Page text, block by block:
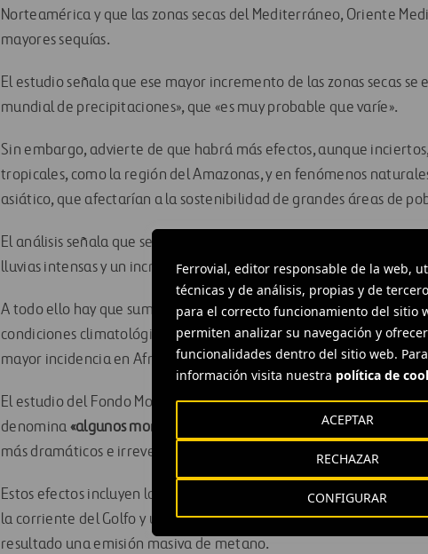
Ferrovial, editor responsable de la web,
técnicas y de análisis, propias y de
para el correcto funcionamiento del sitio
permiten analizar su navegación y
funcionalidades dentro del sitio web.
información visita nuestra política de
CONFIGURAR
RECHAZAR
ACEPTAR
Norteamérica y que las zonas secas del Mediterráneo, Oriente
mayores sequías.
El estudio señala que ese mayor incremento de las zonas secas
mundial de precipitaciones», que «es muy probable que varíe».
Sin embargo, advierte de que habrá más efectos, aunque
tropicales, como la región del Amazonas, y en fenómenos
asiático, que afectarían a la sostenibilidad de grandes áreas de
El análisis señala que se espera un aumento de los riesgos de
lluvias intensas y un incremento del nivel del mar, de entre 0,2 a
A todo ello hay que sumar que la frecuencia y la seriedad de
condiciones climatológicas, incluidos huracanes, inundaciones,
mayor incidencia en Africa, Asia y el Caribe.
El estudio del Fondo Monetario Internacional también destaca
denomina «algunos momentos críticos»
que, en caso de ser
más dramáticos e irreversibles».
Estos efectos incluyen la posibilidad de una aceleración en el
la corriente del Golfo y un deshielo de la tundra a gran escala en
resultado una emisión masiva de metano.